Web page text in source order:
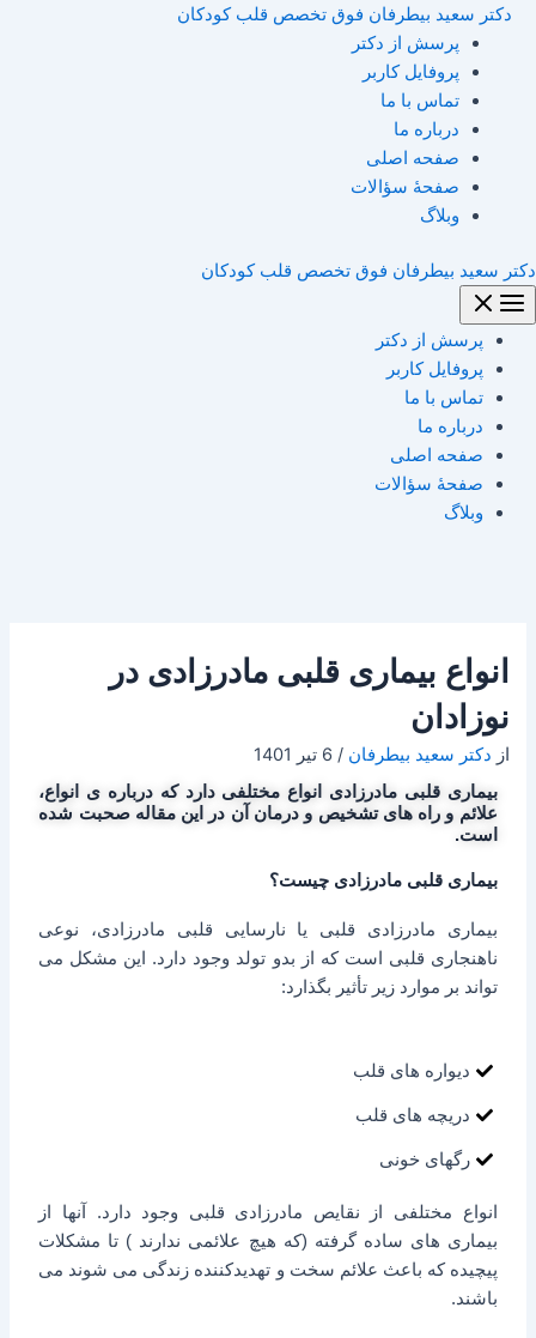
پرشدکتر سعید بیطرفان فوق تخصص قلب کودکان
پرسش از دکتر
پروفایل کاربر
تماس با ما
درباره ما
صفحه اصلی
صفحۀ سؤالات
وبلاگ
دکتر سعید بیطرفان فوق تخصص قلب کودکان
Main
Menu
پرسش از دکتر
پروفایل کاربر
تماس با ما
درباره ما
صفحه اصلی
صفحۀ سؤالات
وبلاگ
انواع بیماری قلبی مادرزادی در
نوزادان
از دکتر سعید بیطرفان/ 6 تیر 1401
بیماری قلبی مادرزادی انواع مختلفی دارد که درباره ی انواع،
علائم و راه های تشخیص و درمان آن در این مقاله صحبت شده
است.
بیماری قلبی مادرزادی چیست؟
بیماری مادرزادی قلبی یا نارسایی قلبی مادرزادی، نوعی
ناهنجاری قلبی است که از بدو تولد وجود دارد. این مشکل می
تواند بر موارد زیر تأثیر بگذارد:
دیواره های قلب
دریچه های قلب
رگهای خونی
انواع مختلفی از نقایص مادرزادی قلبی وجود دارد. آنها از
بیماری های ساده گرفته (که هیچ علائمی ندارند ) تا مشکلات
پیچیده که باعث علائم سخت و تهدیدکننده زندگی می شوند می
باشند.
اینجا
بنویسید…
نام*
ایمیل*
وبگاه